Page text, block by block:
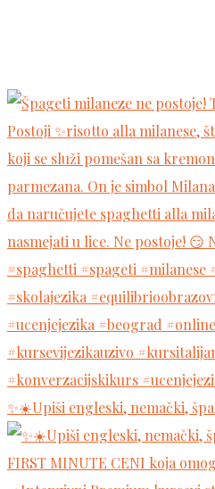
✨☀️Upiši engleski, nemački,